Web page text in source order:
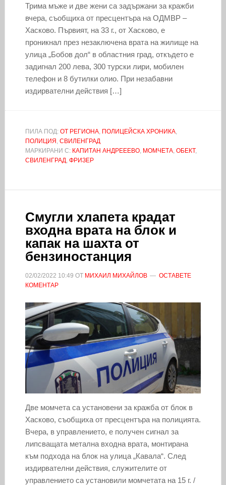
Трима мъже и две жени са задържани за кражби
вчера, съобщиха от пресцентъра на ОДМВР –
Хасково. Първият, на 33 г., от Хасково, е
проникнал през незаключена врата на жилище на
улица „Бобов дол“ в областния град, откъдето е
задигнал 200 лева, 300 турски лири, мобилен
телефон и 8 бутилки олио. При незабавни
издирвателни действия […]
ПИЛА ПОД: ОТ РЕГИОНА, ПОЛИЦЕЙСКА ХРОНИКА,
ПОЛИЦИЯ , СВИЛЕНГРАД
МАРКИРАНИ С: КАПИТАН АНДРЕЕЕВО, МОМЧЕТА, ОБЕКТ,
СВИЛЕНГРАД, ФРИЗЕР
Смугли хлапета крадат
входна врата на блок и
капак на шахта от
бензиностанция
02/02/2022 10:49 ОТ МИХАИЛ МИХАЙЛОВ
ОСТАВЕТЕ
КОМЕНТАР
Две момчета са установени за кражба от блок в
Хасково, съобщиха от пресцентъра на полицията.
Вчера, в управлението, е получен сигнал за
липсващата метална входна врата, монтирана
към подхода на блок на улица „Кавала“. След
издирвателни действия, служителите от
управлението са установили момчетата на 15 г. /